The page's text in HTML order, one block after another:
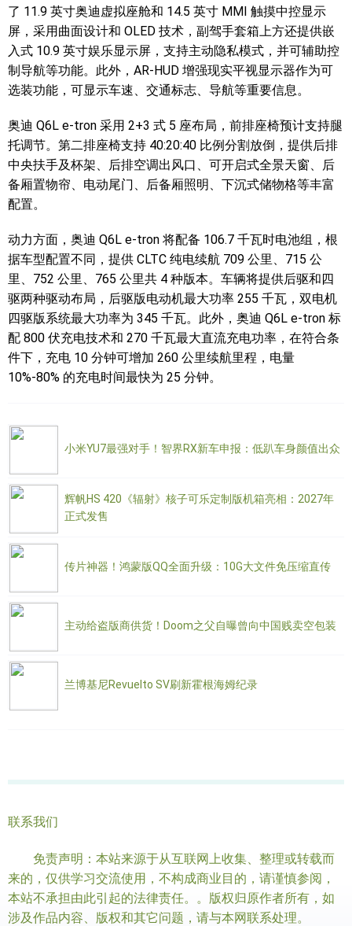
了 11.9 英寸奥迪虚拟座舱和 14.5 英寸 MMI 触摸中控显示
屏，采用曲面设计和 OLED 技术，副驾手套箱上方还提供嵌
入式 10.9 英寸娱乐显示屏，支持主动隐私模式，并可辅助控
制导航等功能。此外，AR-HUD 增强现实平视显示器作为可
选装功能，可显示车速、交通标志、导航等重要信息。
奥迪 Q6L e-tron 采用 2+3 式 5 座布局，前排座椅预计支持腿
托调节。第二排座椅支持 40:20:40 比例分割放倒，提供后排
中央扶手及杯架、后排空调出风口、可开启式全景天窗、后
备厢置物帘、电动尾门、后备厢照明、下沉式储物格等丰富
配置。
动力方面，奥迪 Q6L e-tron 将配备 106.7 千瓦时电池组，根
据车型配置不同，提供 CLTC 纯电续航 709 公里、715 公
里、752 公里、765 公里共 4 种版本。车辆将提供后驱和四
驱两种驱动布局，后驱版电动机最大功率 255 千瓦，双电机
四驱版系统最大功率为 345 千瓦。此外，奥迪 Q6L e-tron 标
配 800 伏充电技术和 270 千瓦最大直流充电功率，在符合条
件下，充电 10 分钟可增加 260 公里续航里程，电量
10%-80% 的充电时间最快为 25 分钟。
小米YU7最强对手！智界RX新车申报：低趴车身颜值出众
辉帆HS 420《辐射》核子可乐定制版机箱亮相：2027年
正式发售
传片神器！鸿蒙版QQ全面升级：10G大文件免压缩直传
主动给盗版商供货！Doom之父自曝曾向中国贱卖空包装
兰博基尼Revuelto SV刷新霍根海姆纪录
联系我们
免责声明：本站来源于从互联网上收集、整理或转载而
来的，仅供学习交流使用，不构成商业目的，请谨慎参阅，
本站不承担由此引起的法律责任。。版权归原作者所有，如
涉及作品内容、版权和其它问题，请与本网联系处理。